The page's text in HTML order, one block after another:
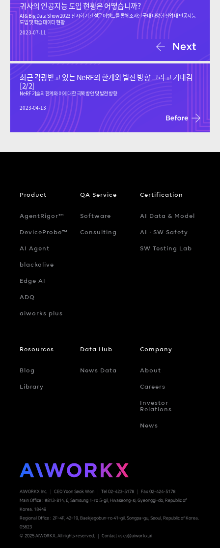
귀사의 인공지능 도입 현황은 어떻습니까?
AI & Big Data Show 2023 전시회 기간 설문 이벤트를 통해 조사된 국내 다양한 산업 내 인공지능
도입 및 학습 데이터 현황
2023-07-11
최근 각광받고 있는 NeRF의 한계와 발전 방향 그리고 기대감
[2/2]
NeRF 기술의 한계와 이에 대한 극복 방안 및 발전 방향
2023-04-13
AIWORKX Inc. CEO Yoon Seok Won Tel 02-423-5178
Fax 02-424-5178
Main Office : #813-814, 6, Samsung 1-ro 5-gil, Hwaseong-si, Gyeonggi-do, Republic of
Korea. 18449
Regional Office : 2F-4F, 42-19, Baekjegobun-ro 41-gil, Songpa-gu, Seoul, Republic of Korea.
05623
© 2025 AIWORKX. All rights reserved.
Contact us cs@aiworkx.ai
Product
AgentRigor™
DeviceProbe™
AI Agent
blackolive
Edge AI
ADQ
aiworks plus
QA Service
Software
Consulting
Certification
AI Data & Model
AI ‧ SW Safety
SW Testing Lab
Resources
Blog
Library
Data Hub
News Data
Company
About
Careers
Investor
Relations
News